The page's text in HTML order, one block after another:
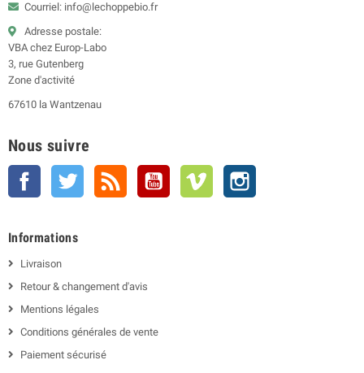
Courriel: info@lechoppebio.fr
Adresse postale:
VBA chez Europ-Labo
3, rue Gutenberg
Zone d'activité
67610 la Wantzenau
Nous suivre
Facebook Twitter YouTube Vimeo
Informations
Livraison
Retour & changement d'avis
Mentions légales
Conditions générales de vente
Paiement sécurisé